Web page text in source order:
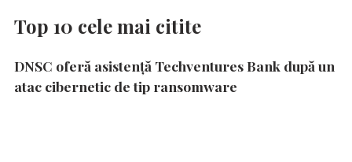
Top 10 cele mai citite
DNSC oferă asistență Techventures Bank după un
atac cibernetic de tip ransomware